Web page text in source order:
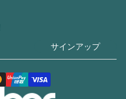
サインアップ